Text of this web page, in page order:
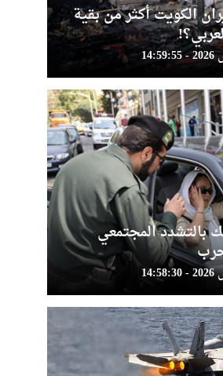
الكويت أكثر من بقية
بالتشدد المجتمعي